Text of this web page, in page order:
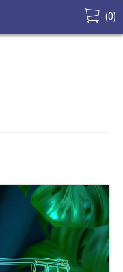
(0)